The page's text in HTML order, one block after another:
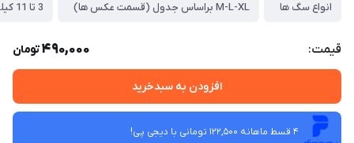
انواع سگ ها
M-L-XL براساس جدول (قسمت عکس ها)
3 تا 11 کیلوگرم
قیمت: 490,000تومان
افزودن به سبدخرید
4 قسط ماهانه 122,500 تومانی با دیجی ‌پی!